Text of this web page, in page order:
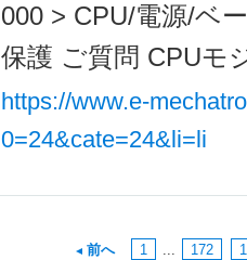
000 > CPU/電源/ベ
保護 ご質問 CPUモ
https://www.e-
0=24&cate=24&li=li
前へ 1 ... 172